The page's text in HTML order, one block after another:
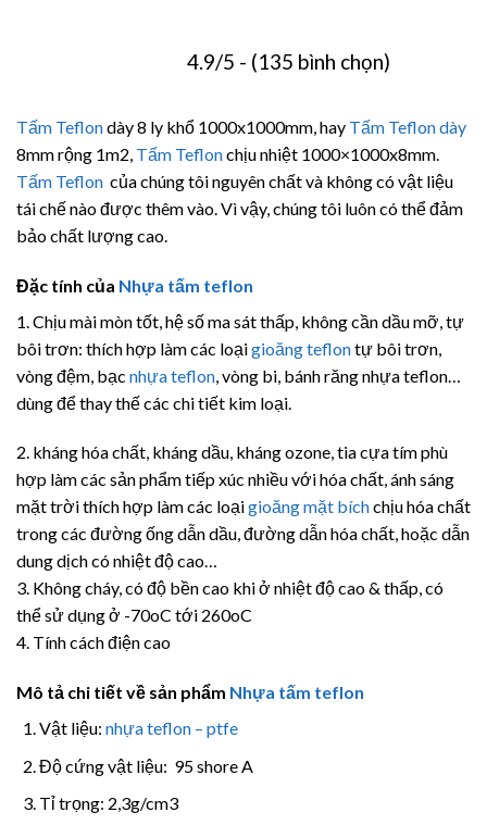
4.9/5 - (135 bình chọn)
Tấm Teflondày 8 ly khổ 1000x1000mm, hay Tấm Teflon dày
8mm rộng 1m2, Tấm Teflonchịu nhiệt 1000×1000x8mm.
Tấm Teflon của chúng tôi nguyên chất và không có vật liệu
tái chế nào được thêm vào. Vì vậy, chúng tôi luôn có thể đảm
bảo chất lượng cao.
Đặc tính của Nhựa tấm teflon
1. Chịu mài mòn tốt, hệ số ma sát thấp, không cần dầu mỡ, tự
bôi trơn: thích hợp làm các loạigioăng teflontự bôi trơn,
vòng đệm, bạc nhựa teflon , vòng bi, bánh răng nhựa teflon…
dùng để thay thế các chi tiết kim loại.
2. kháng hóa chất, kháng dầu, kháng ozone, tia cựa tím phù
hợp làm các sản phẩm tiếp xúc nhiều với hóa chất, ánh sáng
mặt trời thích hợp làm các loạigioăng mặt bíchchịu hóa chất
trong các đường ống dẫn dầu, đường dẫn hóa chất, hoặc dẫn
dung dịch có nhiệt độ cao…
3. Không cháy, có độ bền cao khi ở nhiệt độ cao & thấp, có
thể sử dụng ở -70oC tới 260oC
4. Tính cách điện cao
Mô tả chi tiết về sản phẩm Nhựa tấm teflon
Vật liệu: nhựa teflon – ptfe
Độ cứng vật liệu: 95 shore A
Tỉ trọng: 2,3g/cm3